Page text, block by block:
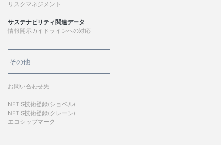
リスクマネジメント
サステナビリティ関連データ
情報開示ガイドラインへの対応
その他
お問い合わせ先
NETIS技術登録(ショベル)
NETIS技術登録(クレーン)
エコシップマーク